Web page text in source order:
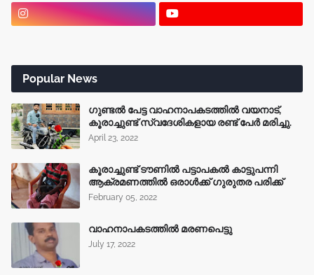
Popular News
ഗുണ്ടൽ പേട്ട വാഹനാപകടത്തിൽ വയനാട്,
കൂരാച്ചുണ്ട് സ്വദേശികളായ രണ്ട് പേർ മരിച്ചു.
April 23, 2022
കൂരാച്ചുണ്ട് ടൗണിൽ പട്ടാപകൽ കാട്ടുപന്നി
ആക്രമണത്തിൽ ഒരാൾക്ക് ഗുരുതര പരിക്ക്
February 05, 2022
വാഹനാപകടത്തിൽ മരണപെട്ടു
July 17, 2022